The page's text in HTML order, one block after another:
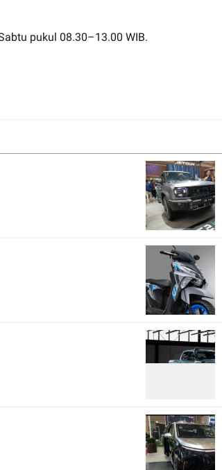
pukul 08.30–13.00 WIB.